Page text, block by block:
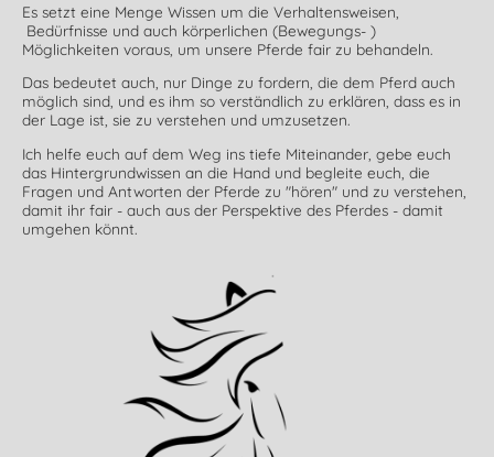
Es setzt eine Menge Wissen um die Verhaltensweisen,
Bedürfnisse und auch körperlichen (Bewegungs- )
Möglichkeiten voraus, um unsere Pferde fair zu behandeln.
Das bedeutet auch, nur Dinge zu fordern, die dem Pferd auch
möglich sind, und es ihm so verständlich zu erklären, dass es in
der Lage ist, sie zu verstehen und umzusetzen.
Ich helfe euch auf dem Weg ins tiefe Miteinander, gebe euch
das Hintergrundwissen an die Hand und begleite euch, die
Fragen und Antworten der Pferde zu "hören" und zu verstehen,
damit ihr fair - auch aus der Perspektive des Pferdes - damit
umgehen könnt.